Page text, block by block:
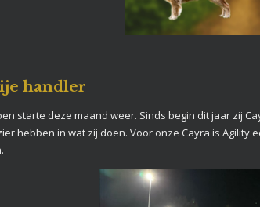
handler
starte deze maand weer. Sinds begin dit jaar zij
hebben in wat zij doen. Voor onze Cayra is